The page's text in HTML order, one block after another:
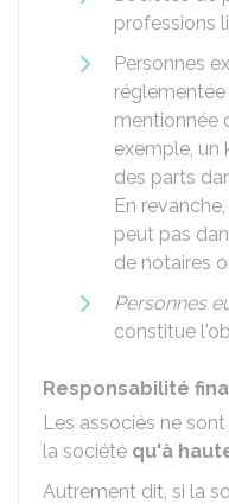
professions
Personnes
mentionnée
exemple, un
des parts
En
peut pas
de notaires
Personnes
constitue
Responsabilité
Les associés ne
la société qu'à
Autrement dit, si la